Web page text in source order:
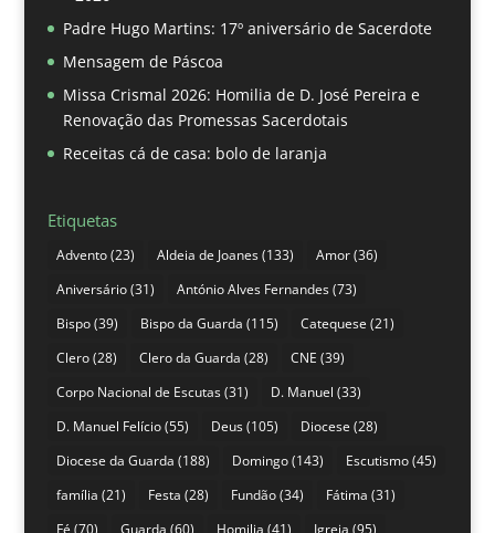
Padre Hugo Martins: 17º aniversário de Sacerdote
Mensagem de Páscoa
Missa Crismal 2026: Homilia de D. José Pereira e
Renovação das Promessas Sacerdotais
Receitas cá de casa: bolo de laranja
Etiquetas
Advento(23) Aldeia de Joanes(133) Amor(36)
Aniversário(31) António Alves Fernandes(73)
Bispo(39) Bispo da Guarda (115) Catequese (21)
Clero(28) Clero da Guarda (28) CNE (39)
Corpo Nacional de Escutas(31) D. Manuel (33)
D. Manuel Felício(55) Deus(105) Diocese (28)
Diocese da Guarda (188) Domingo(143) Escutismo(45)
família (21) Festa (28) Fundão(34) Fátima (31)
Fé (70) Guarda (60) Homilia (41) Igreja (95)